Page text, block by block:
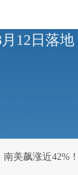
12日落
美飙涨近42%